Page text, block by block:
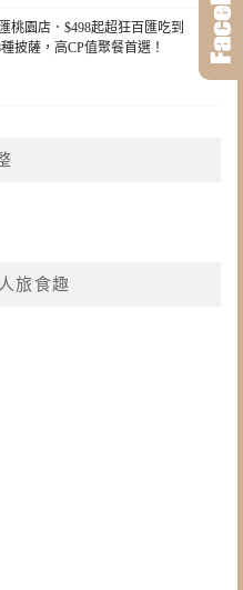
桃園店．$498起超狂百匯吃到
披薩，高CP值聚餐首選！
旅食趣